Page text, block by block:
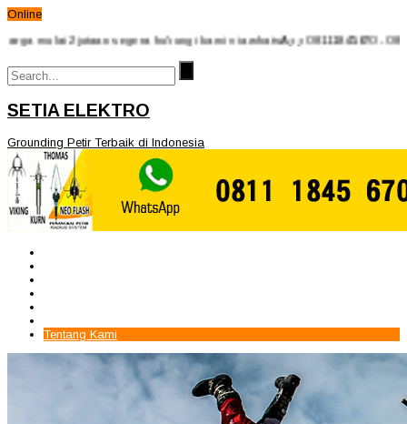
Online
2jutaan segera hubungi kami via whatsApp 08111845670 -
SETIA ELEKTRO
Grounding Petir Terbaik di Indonesia
Tentang Kami